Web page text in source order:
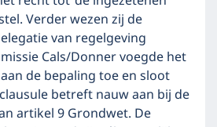
Verder wezen zij de
van regelgeving
Cals/Donner voegde het
de bepaling toe en sloot
betreft nauw aan bij de
artikel 9 Grondwet. De